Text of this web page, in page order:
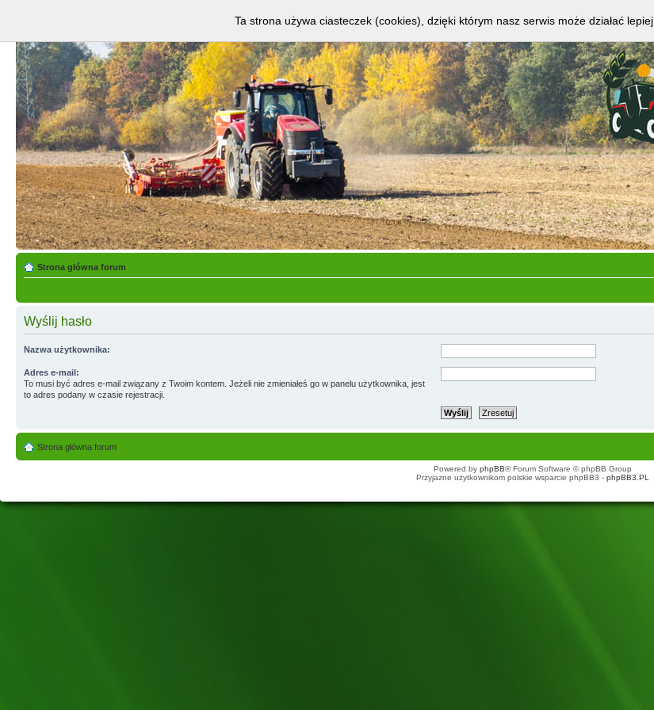
Strona główna forum
Wyślij hasło
Nazwa użytkownika:
Adres e-mail:
To musi być adres e-mail związany z Twoim kontem. Jeżeli nie zmieniałeś go w panelu użytkownika, jest
to adres podany w czasie rejestracji.
Strona główna forum
Powered by phpBB® Forum Software © phpBB Group
Przyjazne użytkownikom polskie wsparcie phpBB3 - phpBB3.PL
Ta strona używa ciasteczek (cookies), dzięki którym nasz serwis może działać lepiej.